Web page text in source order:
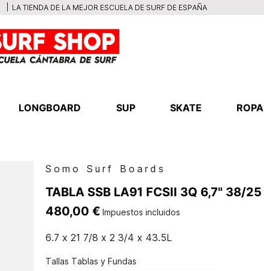
LA TIENDA DE LA MEJOR ESCUELA DE SURF DE ESPAÑA
LONGBOARD SUP SKATE ROPA
Somo Surf Boards
TABLA SSB LA91 FCSII 3Q 6,7" 38/25
480,00 € Impuestos incluidos
6.7 x 21 7/8 x 2 3/4 x 43.5L
Tallas Tablas y Fundas